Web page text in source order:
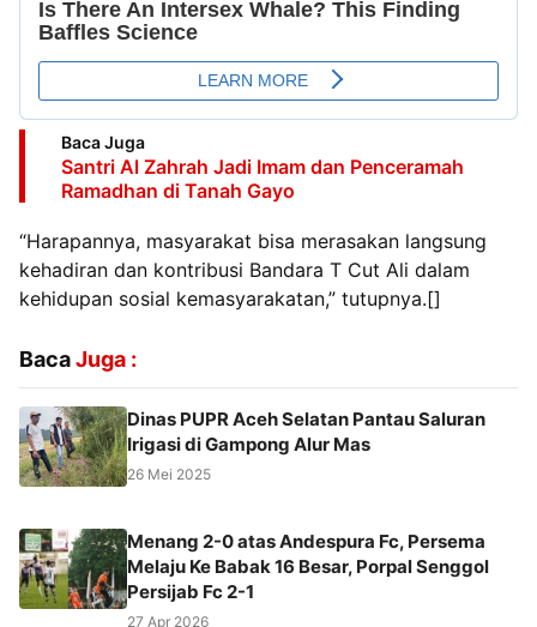
Baca Juga
Santri Al Zahrah Jadi Imam dan Penceramah
Ramadhan di Tanah Gayo
“Harapannya, masyarakat bisa merasakan langsung
kehadiran dan kontribusi Bandara T Cut Ali dalam
kehidupan sosial kemasyarakatan,” tutupnya.[]
BacaJuga :
Dinas PUPR Aceh Selatan Pantau Saluran
Irigasi di Gampong Alur Mas
26 Mei 2025
Menang 2-0 atas Andespura Fc, Persema
Melaju Ke Babak 16 Besar, Porpal Senggol
Persijab Fc 2-1
27 Apr 2026